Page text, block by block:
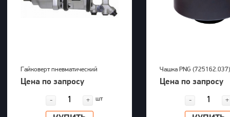
Гайковерт пневматический
KAWASAKI KPT-55SA
Цена по запросу
- + шт
Чашка PNG (725162.037)
Цена по запросу
- +